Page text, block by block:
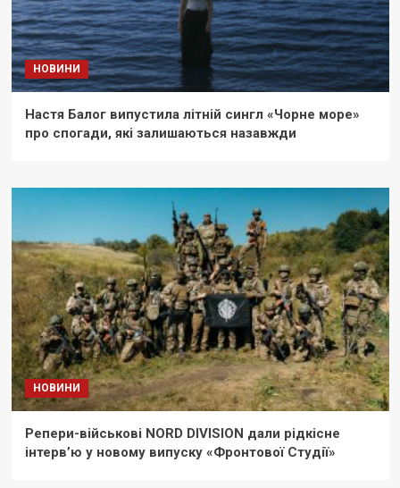
НОВИНИ
Настя Балог випустила літній сингл «Чорне море»
про спогади, які залишаються назавжди
НОВИНИ
Репери-військові NORD DIVISION дали рідкісне
інтерв’ю у новому випуску «Фронтової Студії»